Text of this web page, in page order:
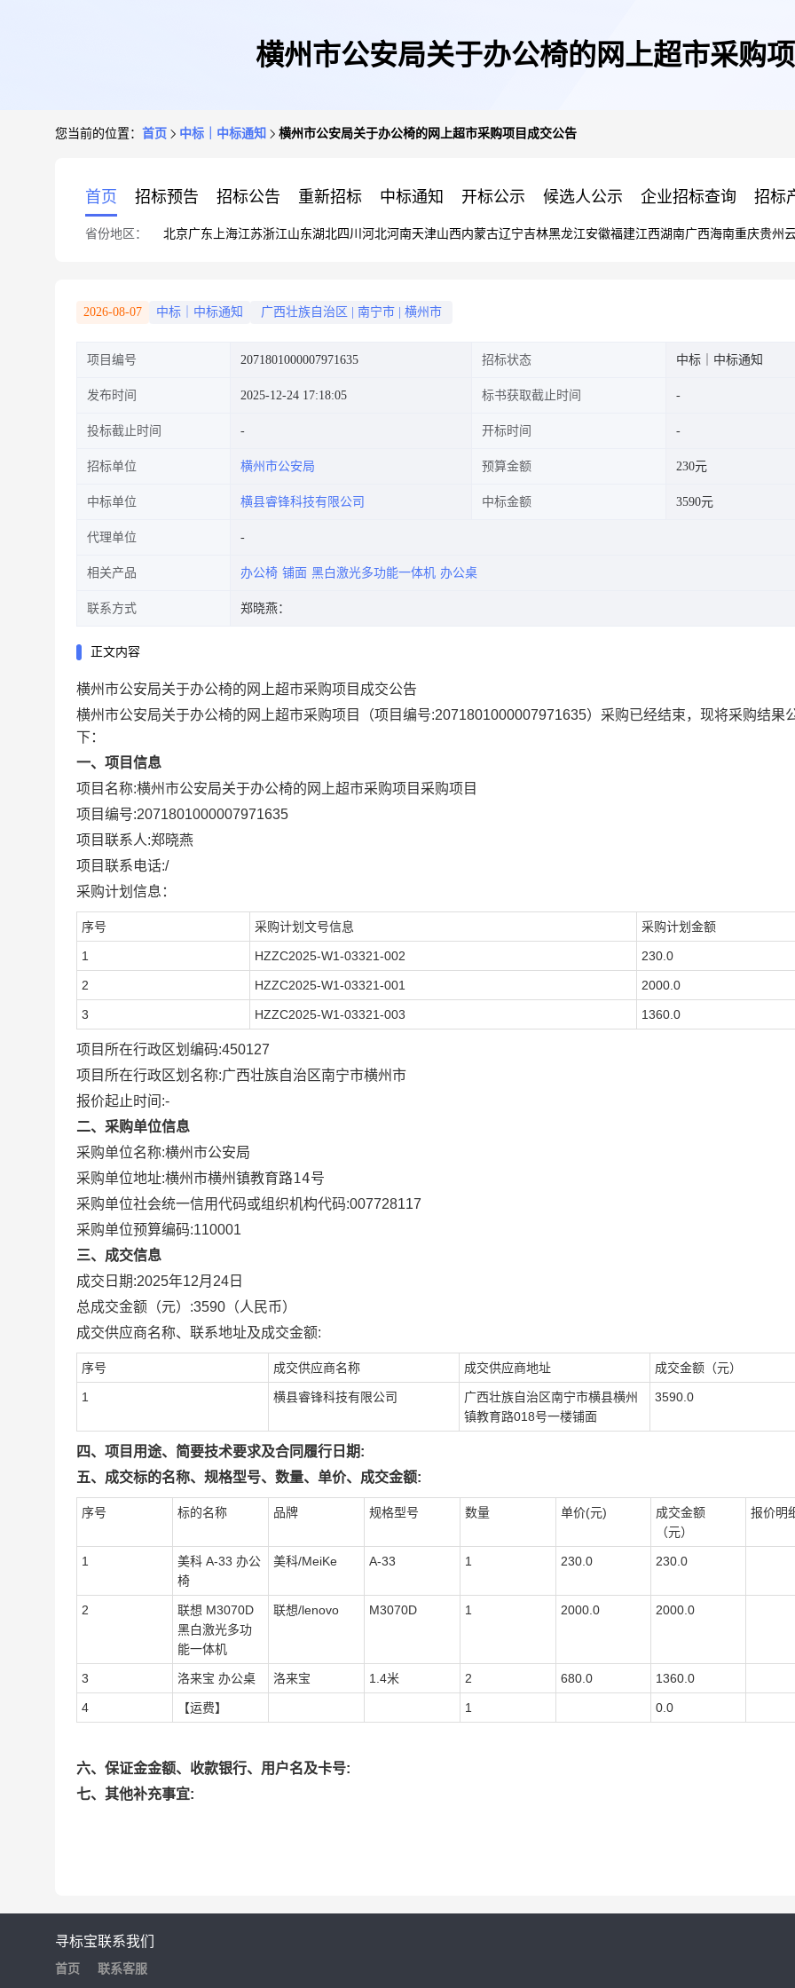
横州市公安局关于办公椅的网上超市采购
您当前的位置： 首页 中标｜中标通知 横州市公安局关于办公椅的网上超市采购项目成交公告
首页 招标预告 招标公告 重新招标 中标通知 开标公示 候选人公示 企业招标查询 招标
省份地区： 北京广东 上海江苏浙江山东湖北四川 河北河南天津山西内蒙古辽宁吉林黑龙江安徽福建江西湖南广西海南重庆贵州
2026-08-07 中标｜中标通知 广西壮族自治区 南宁市 横州市
项目编号 2071801000007971635 招标状态 中标｜中标通知
发布时间 2025-12-24 17:18:05 标书获取截止时间
投标截止时间 开标时间
招标单位 横州市公安局 预算金额 230元
中标单位 横县睿锋科技有限公司 中标金额 3590元
代理单位
相关产品 办公椅 铺面 黑白激光多功能一体机 办公桌
联系方式 郑晓燕：
正文内容
横州市公安局关于办公椅的网上超市采购项目成交公告
横州市公安局关于办公椅的网上超市采购项目
（项目编号:2071801000007971635）采购已经结束，现将采购结果
下：
一、项目信息
项目名称:横州市公安局关于办公椅的网上超市采购项目 采购项目
项目编号:2071801000007971635
项目联系人:郑晓燕
项目联系电话:/
采购计划信息：
序号 采购计划文号信息 采购计划金额
1 HZZC2025-W1-03321-002 230.0
2 HZZC2025-W1-03321-001 2000.0
3 HZZC2025-W1-03321-003 1360.0
项目所在行政区划编码:450127
项目所在行政区划名称:广西壮族自治区南宁市横州市
报价起止时间:-
二、采购单位信息
采购单位名称:横州市公安局
采购单位地址:横州市横州镇教育路14号
采购单位社会统一信用代码或组织机构代码:007728117
采购单位预算编码:110001
三、成交信息
成交日期:2025年12月24日
总成交金额（元）:3590 （人民币）
成交供应商名称、联系地址及成交金额:
序号 成交供应商名称 成交供应商地址 成交金额（元）
1 横县睿锋科技有限公司
广西壮族自治区南宁市横县横州
镇教育路018号一楼铺面
3590.0
四、项目用途、简要技术要求及合同履行日期:
五、成交标的名称、规格型号、数量、单价、成交金额:
序号 标的名称 品牌 规格型号 数量 单价(元)
成交金额
（元）
报价明
1
美科 A-33 办公
椅
美科/MeiKe A-33 1 230.0 230.0
2
联想 M3070D
黑白激光多功
能一体机
联想/lenovo M3070D 1 2000.0 2000.0
3 洛来宝 办公桌 洛来宝 1.4米 2 680.0 1360.0
4 【运费】 1 0.0
六、保证金金额、收款银行、用户名及卡号:
七、其他补充事宜:
寻标宝
首页
联系我们
联系客服